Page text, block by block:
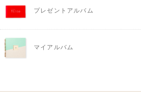
プレゼントアルバム
マイアルバム